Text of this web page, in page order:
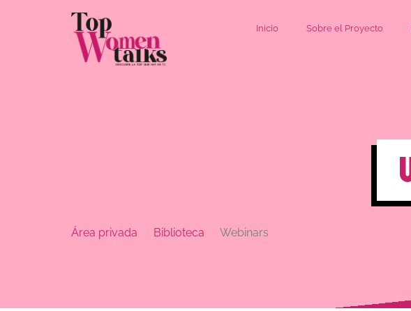
Inicio Sobre el Proyecto
Área privada Biblioteca Webinars